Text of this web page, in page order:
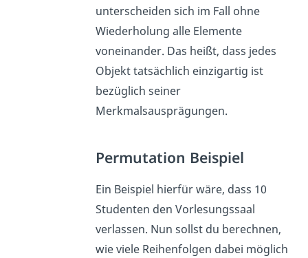
unterscheiden sich im Fall ohne
Wiederholung alle Elemente
voneinander. Das heißt, dass jedes
Objekt tatsächlich einzigartig ist
bezüglich seiner
Merkmalsausprägungen.
Permutation Beispiel
Ein Beispiel hierfür wäre, dass 10
Studenten den Vorlesungssaal
verlassen. Nun sollst du berechnen,
wie viele Reihenfolgen dabei möglich